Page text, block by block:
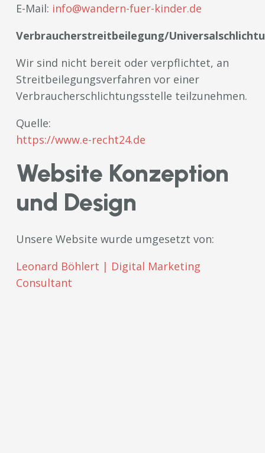
E-Mail: info@wandern-fuer-kinder.de
Verbraucherstreitbeilegung/
Wir sind nicht bereit oder verpflichtet, an
Streitbeilegungsverfahren vor einer
Verbraucherschlichtungsstelle teilzunehmen.
Quelle:
https://www.e-recht24.de
Website Konzeption
und Design
Unsere Website wurde umgesetzt von:
Leonard Böhlert | Digital Marketing
Consultant